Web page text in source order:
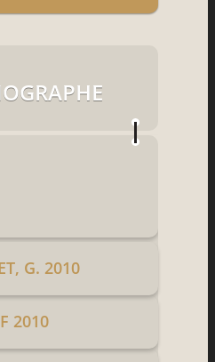
G. 2010
2010